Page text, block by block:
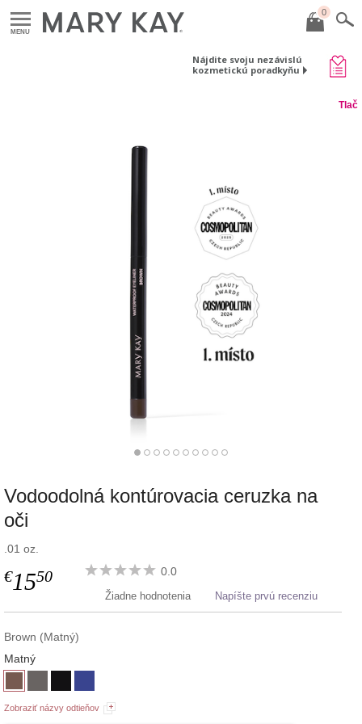
MENU
0
Nájdite svoju nezávislú
kozmetickú poradkyňu
Tlač
Vodoodolná kontúrovacia ceruzka na
oči
.01 oz.
€1550 0.0
Žiadne hodnotenia Napíšte prvú recenziu
Brown (Matný)
Matný
Zobraziť názvy odtieňov